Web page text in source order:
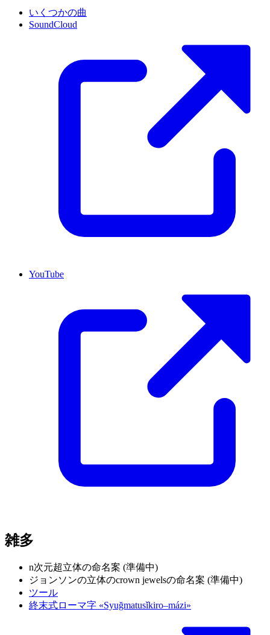
いくつかの曲
SoundCloud
YouTube
雑多
n次元超立体の命名案 (準備中)
ジョンソンの立体のcrown jewelsの命名案 (準備中)
ツール
終末式ローマ字 «Syuğmatusǐkiro–mázi»